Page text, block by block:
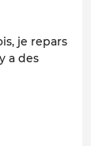
je repars
a des